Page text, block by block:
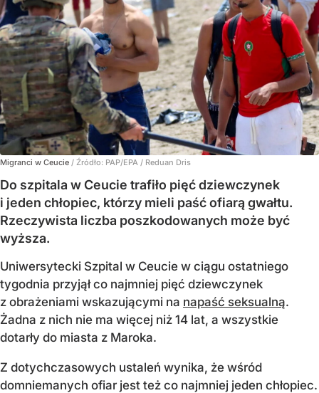
Migranci w Ceucie / Źródło: PAP/EPA / Reduan Dris
Do szpitala w Ceucie trafiło pięć dziewczynek
i jeden chłopiec, którzy mieli paść ofiarą gwałtu.
Rzeczywista liczba poszkodowanych może być
wyższa.
Uniwersytecki Szpital w Ceucie w ciągu ostatniego
tygodnia przyjął co najmniej pięć dziewczynek
z obrażeniami wskazującymi na napaść seksualną.
Żadna z nich nie ma więcej niż 14 lat, a wszystkie
dotarły do miasta z Maroka.
Z dotychczasowych ustaleń wynika, że wśród
domniemanych ofiar jest też co najmniej jeden chłopiec.